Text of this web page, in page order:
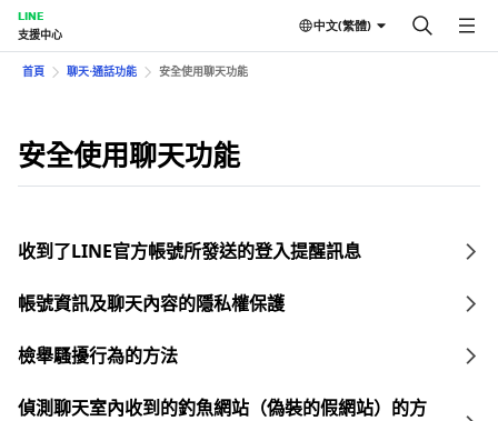
LINE
支援中心
中文(繁體)
首頁 聊天⋅通話功能 安全使用聊天功能
安全使用聊天功能
收到了LINE官方帳號所發送的登入提醒訊息
帳號資訊及聊天內容的隱私權保護
檢舉騷擾行為的方法
偵測聊天室內收到的釣魚網站（偽裝的假網站）的方